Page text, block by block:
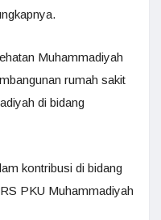
Muhammadiyah
rumah sakit
di bidang
kontribusi di bidang
PKU Muhammadiyah